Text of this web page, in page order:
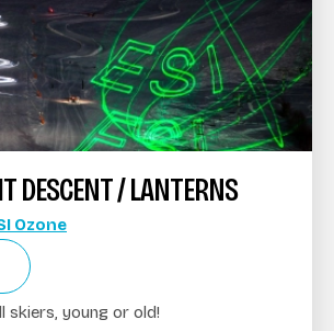
DESCENT / LANTERNS
Ozone
skiers, young or old!